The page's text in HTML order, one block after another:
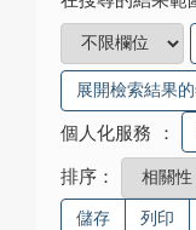
展開檢索結果
個人化服務 ：
排序：
儲存 列印